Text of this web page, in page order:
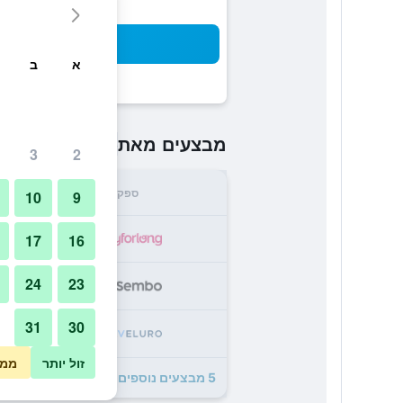
מבצעים מאת ₪213
ספק
5 מבצעים נוספים לAparthotel Adagio Berlin Kurfürstendamm
א ב
2
3
9
10
16
17
23
24
30
31
זול יותר